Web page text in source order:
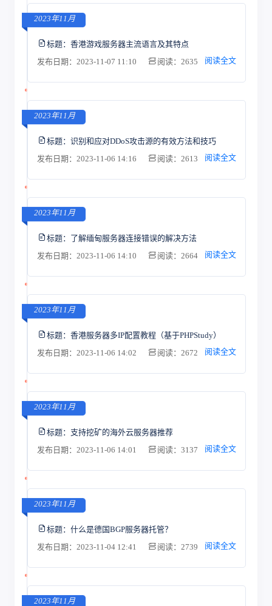
2023年11月
标题： 香港游戏服务器主流语言及其特点
发布日期：2023-11-07 11:10
阅读：2635 阅读全文
2023年11月
标题： 识别和应对DDoS攻击源的有效方法和技巧
发布日期：2023-11-06 14:16
阅读：2613 阅读全文
2023年11月
标题： 了解缅甸服务器连接错误的解决方法
发布日期：2023-11-06 14:10
阅读：2664 阅读全文
2023年11月
标题： 香港服务器多IP配置教程（基于PHPStudy）
发布日期：2023-11-06 14:02
阅读：2672 阅读全文
2023年11月
标题： 支持挖矿的海外云服务器推荐
发布日期：2023-11-06 14:01
阅读：3137 阅读全文
2023年11月
标题： 什么是德国BGP服务器托管？
发布日期：2023-11-04 12:41
阅读：2739 阅读全文
2023年11月